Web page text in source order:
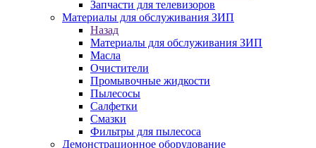
Запчасти для телевизоров
Материалы для обслуживания ЗИП
Назад
Материалы для обслуживания ЗИП
Масла
Очистители
Промывочные жидкости
Пылесосы
Салфетки
Смазки
Фильтры для пылесоса
Демонстрационное оборудование